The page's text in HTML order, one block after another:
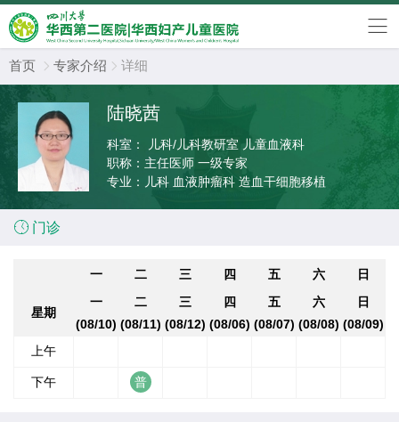
首页  专家介绍  详细
陆晓茜
科室：
儿科/儿科教研室 儿童血液科
职称： 主任医师 一级专家
专业： 儿科 血液肿瘤科 造血干细胞移植
 门诊
一 二 三 四 五 六 日
星期
一
(08/10)
二
(08/11)
三
(08/12)
四
(08/06)
五
(08/07)
六
(08/08)
日
(08/09)
上午
下午